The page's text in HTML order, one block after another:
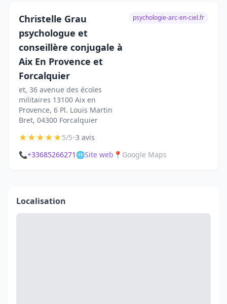
Christelle Grau
psychologue et
conseillère conjugale à
Aix En Provence et
Forcalquier
et, 36 avenue des écoles
militaires 13100 Aix en
Provence, 6 Pl. Louis Martin
Bret, 04300 Forcalquier
psychologie-arc-en-ciel.fr
★★★★★5/5•3 avis
📞+33685266271 🌐Site web 📍 Google Maps
Localisation